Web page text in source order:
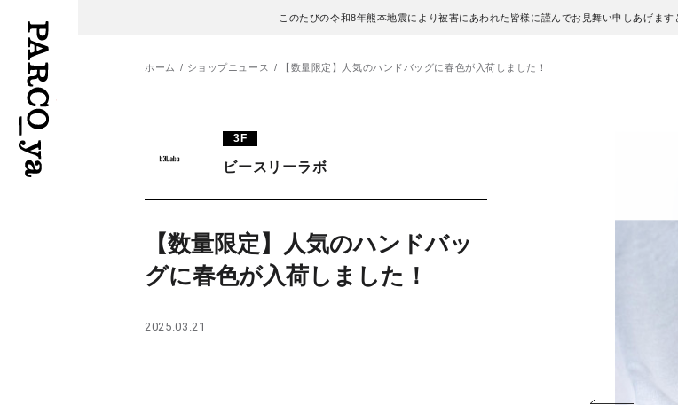
このたびの令和8年熊本地震により被害にあわれた皆様に謹んでお見舞い申しあげま
ホーム ショップニュース 【数量限定】人気のハンドバッグに春色が入荷しました！
3F
ビースリーラボ
【数量限定】人気のハンドバッ
グに春色が入荷しました！
2025.03.21